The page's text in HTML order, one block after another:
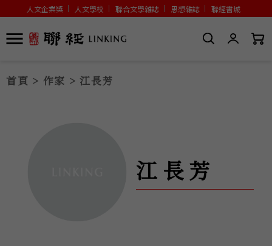
人文企業獎 人文學校 聯合文學雜誌 思想雜誌 聯經書城
首頁 > 作家 > 江長芳
江長芳